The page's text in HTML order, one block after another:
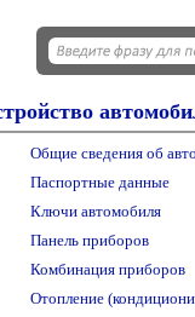
Общие сведения об
Паспортные данные
Ключи автомобиля
Панель приборов
Комбинация приборов
Отопление